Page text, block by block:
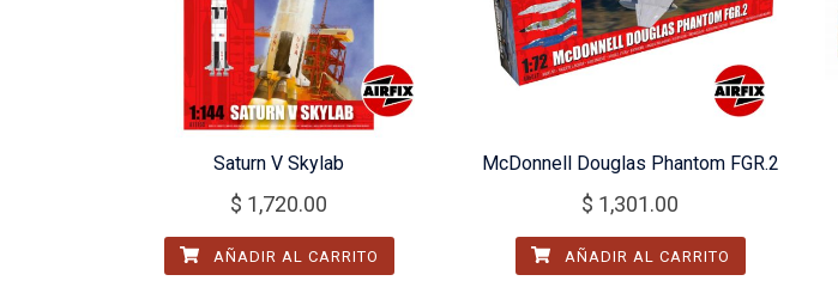
Saturn V Skylab
$ 1,720.00
AÑADIR AL CARRITO
McDonnell Douglas Phantom FGR.2
$ 1,301.00
AÑADIR AL CARRITO